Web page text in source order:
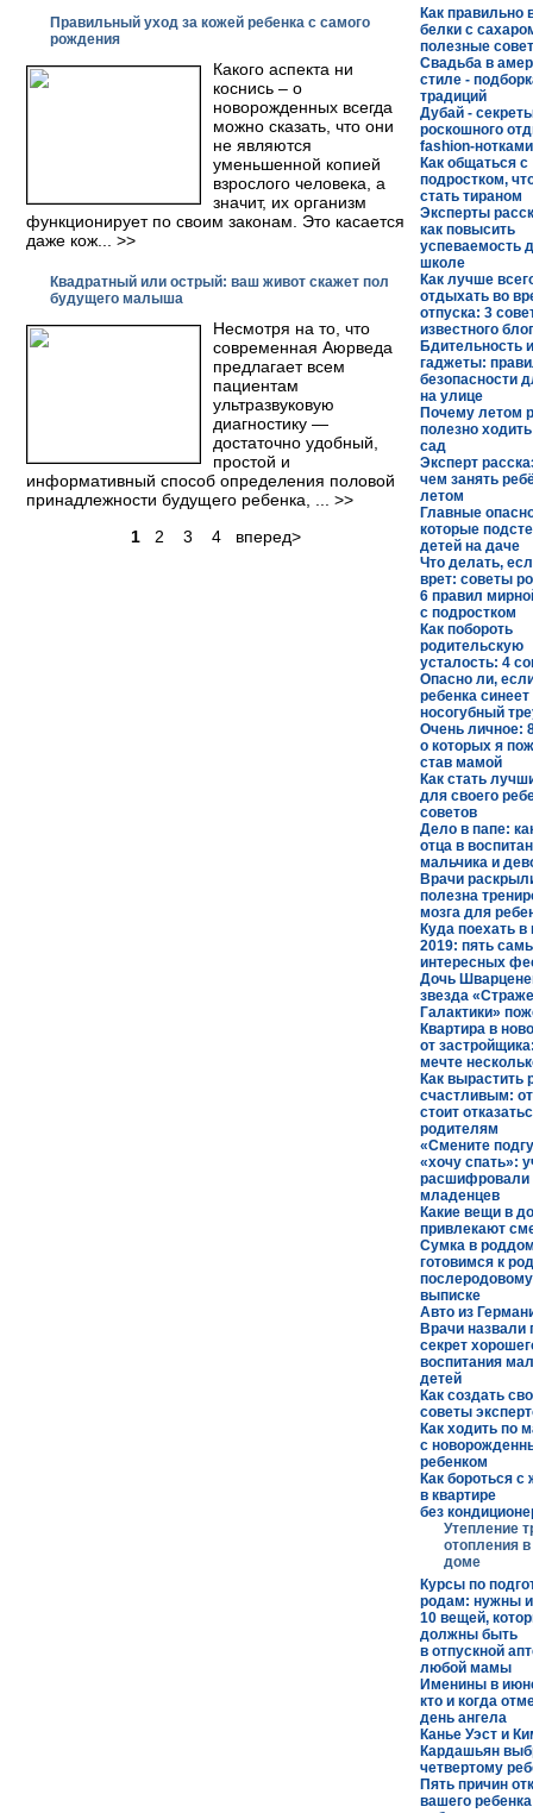
Правильный уход за кожей ребенка с самого
рождения
Какого аспекта ни
коснись – о
новорожденных всегда
можно сказать, что они
не являются
уменьшенной копией
взрослого человека, а
значит, их организм
функционирует по своим законам. Это касается
даже кож... >>
Квадратный или острый: ваш живот скажет пол
будущего малыша
Несмотря на то, что
современная Аюрведа
предлагает всем
пациентам
ультразвуковую
диагностику —
достаточно удобный,
простой и
информативный способ определения половой
принадлежности будущего ребенка, ... >>
1 2 3 4 вперед>
Как правильно
белки с
полезные
Свадьба в
стиле -
традиций
Дубай -
роскошного
fashion-нотками
Как общаться с
подростком,
стать тираном
Эксперты
как повысить
успеваемость
школе
Как лучше
отдыхать во
отпуска: 3
известного
Бдительность
гаджеты:
безопасности
на улице
Почему летом
полезно
сад
Эксперт
чем занять
летом
Главные
которые
детей на даче
Что делать,
врет: советы
6 правил
с подростком
Как побороть
родительскую
усталость: 4
Опасно ли,
ребенка синеет
носогубный
Очень личное:
о которых я
став мамой
Как стать
для своего
советов
Дело в папе:
отца в
мальчика и
Врачи
полезна
мозга для
Куда поехать
2019: пять
интересных
Дочь
звезда
Галактики»
Квартира в
от
мечте
Как вырастить
счастливым: от
стоит
родителям
«Смените
«хочу спать»:
расшифровали
младенцев
Какие вещи в
привлекают
Сумка в
готовимся к
выписке
Авто из
Врачи назвали
секрет
воспитания
детей
Как создать
советы
Как ходить по
с
ребенком
Как бороться с
в квартире
без
Утепление
отопления
доме
Курсы по
родам: нужны
10 вещей,
должны быть
в отпускной
любой мамы
Именины в
кто и когда
день ангела
Канье Уэст и
Кардашьян
четвертому
Пять причин
вашего